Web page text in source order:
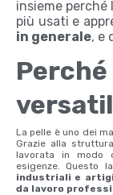
insieme perché
più usati e
in generale, e
Perché
La pelle è uno dei
Grazie alla
lavorata in modo
esigenze. Questo
industriali e
da lavoro